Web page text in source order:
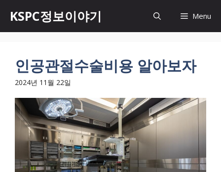
content
KSPC정보이야기 Menu
인공관절수술비용 알아보자
2024년 11월 22일